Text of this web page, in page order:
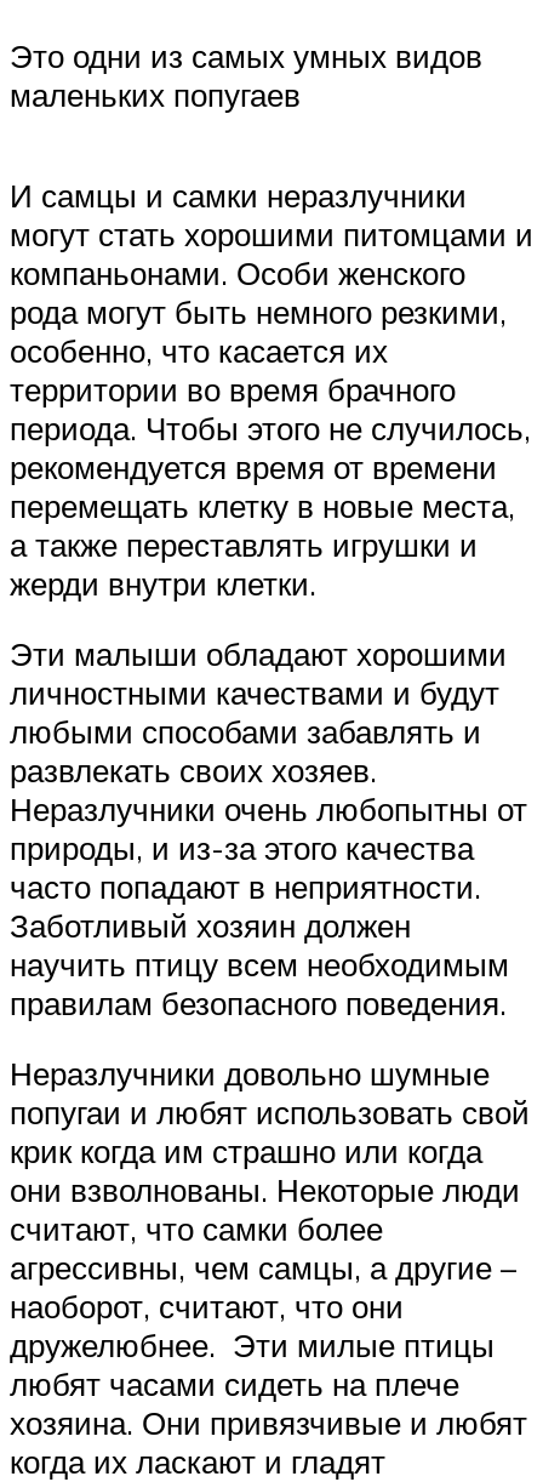
Это одни из самых умных видов
маленьких попугаев
И самцы и самки неразлучники
могут стать хорошими питомцами и
компаньонами. Особи женского
рода могут быть немного резкими,
особенно, что касается их
территории во время брачного
периода. Чтобы этого не случилось,
рекомендуется время от времени
перемещать клетку в новые места,
а также переставлять игрушки и
жерди внутри клетки.
Эти малыши обладают хорошими
личностными качествами и будут
любыми способами забавлять и
развлекать своих хозяев.
Неразлучники очень любопытны от
природы, и из-за этого качества
часто попадают в неприятности.
Заботливый хозяин должен
научить птицу всем необходимым
правилам безопасного поведения.
Неразлучники довольно шумные
попугаи и любят использовать свой
крик когда им страшно или когда
они взволнованы. Некоторые люди
считают, что самки более
агрессивны, чем самцы, а другие –
наоборот, считают, что они
дружелюбнее. Эти милые птицы
любят часами сидеть на плече
хозяина. Они привязчивые и любят
когда их ласкают и гладят